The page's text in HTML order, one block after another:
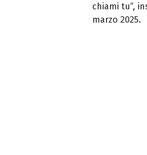
chiami tu”,
marzo 2025.